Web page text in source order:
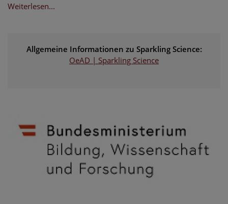
Weiterlesen...
Allgemeine Informationen zu Sparkling Science:
OeAD | Sparkling Science